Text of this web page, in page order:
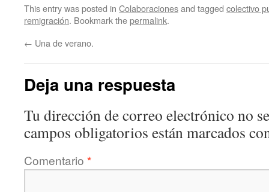
This entry was posted in Colaboracionesand tagged colectivo
remigración. Bookmark thepermalink.
← Una de verano.
Deja una respuesta
Tu dirección de correo electrónico no
campos obligatorios están marcados
Comentario *